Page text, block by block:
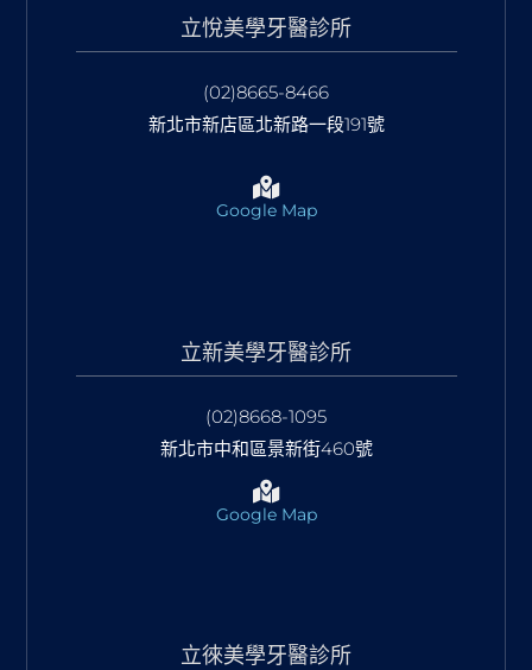
立悅美學牙醫診所
(02)8665-8466
新北市新店區北新路一段191號
Google Map
立新美學牙醫診所
(02)8668-1095
新北市中和區景新街460號
Google Map
立徠美學牙醫診所